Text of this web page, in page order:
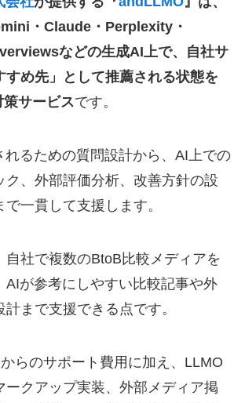
・Claude・Perplexity・
などの生成AI上で、自社サ
すめ先」として推薦される状態を
策サービスです。
れるための質問設計から、AI上での
ク、外部評価分析、改善方針の設
一貫して支援します。
自社で複数のBtoB比較メディアを
AIが参考にしやすい比較記事や外
まで支援できる点です。
らのサポート費用に加え、LLMO
ークアップ実装、外部メディア掲